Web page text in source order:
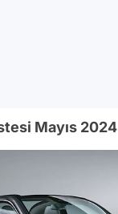
Mayıs 2024